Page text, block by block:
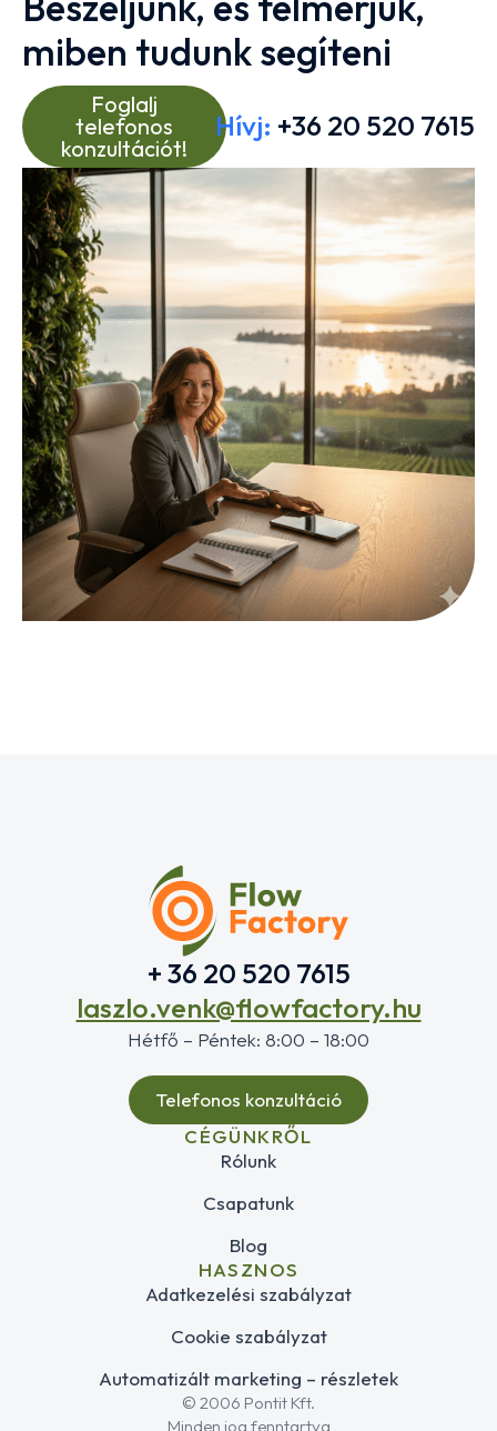
miben tudunk segíteni
Foglalj
telefonos
konzultációt!
Hívj: +36 20 520 7615
+ 36 20 520 7615
laszlo.venk@flowfactory.hu
Hétfő – Péntek: 8:00 – 18:00
Telefonos konzultáció
CÉGÜNKRŐL
Rólunk
Csapatunk
Blog
HASZNOS
Adatkezelési szabályzat
Cookie szabályzat
Automatizált marketing – részletek
© 2006 Pontit Kft.
Minden jog fenntartva